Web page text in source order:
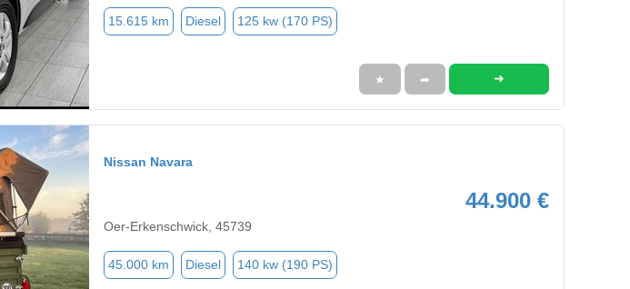
15.615 km Diesel 125 kw (170 PS)
★ ➦ ➜
Nissan Navara
44.900 €
Oer-Erkenschwick, 45739
45.000 km Diesel 140 kw (190 PS)